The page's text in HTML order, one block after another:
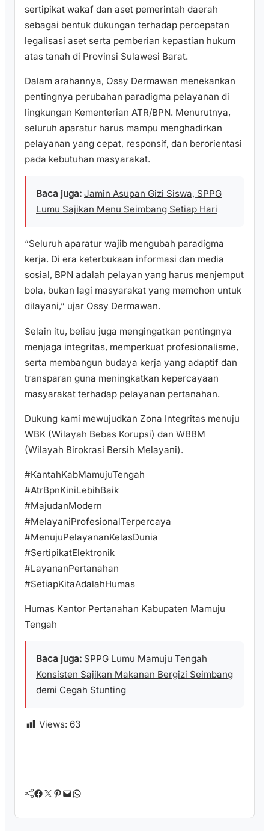
sertipikat wakaf dan aset pemerintah daerah
sebagai bentuk dukungan terhadap percepatan
legalisasi aset serta pemberian kepastian hukum
atas tanah di Provinsi Sulawesi Barat.
Dalam arahannya, Ossy Dermawan menekankan
pentingnya perubahan paradigma pelayanan di
lingkungan Kementerian ATR/BPN. Menurutnya,
seluruh aparatur harus mampu menghadirkan
pelayanan yang cepat, responsif, dan berorientasi
pada kebutuhan masyarakat.
Baca juga: Jamin Asupan Gizi Siswa, SPPG
Lumu Sajikan Menu Seimbang Setiap Hari
“Seluruh aparatur wajib mengubah paradigma
kerja. Di era keterbukaan informasi dan media
sosial, BPN adalah pelayan yang harus menjemput
bola, bukan lagi masyarakat yang memohon untuk
dilayani,” ujar Ossy Dermawan.
Selain itu, beliau juga mengingatkan pentingnya
menjaga integritas, memperkuat profesionalisme,
serta membangun budaya kerja yang adaptif dan
transparan guna meningkatkan kepercayaan
masyarakat terhadap pelayanan pertanahan.
Dukung kami mewujudkan Zona Integritas menuju
WBK (Wilayah Bebas Korupsi) dan WBBM
(Wilayah Birokrasi Bersih Melayani).
#KantahKabMamujuTengah
#AtrBpnKiniLebihBaik
#MajudanModern
#MelayaniProfesionalTerpercaya
#MenujuPelayananKelasDunia
#SertipikatElektronik
#LayananPertanahan
#SetiapKitaAdalahHumas
Humas Kantor Pertanahan Kabupaten Mamuju
Tengah
Baca juga: SPPG Lumu Mamuju Tengah
Konsisten Sajikan Makanan Bergizi Seimbang
demi Cegah Stunting
Views: 63
Facebook Twitter Pinterest Mail WhatsApp